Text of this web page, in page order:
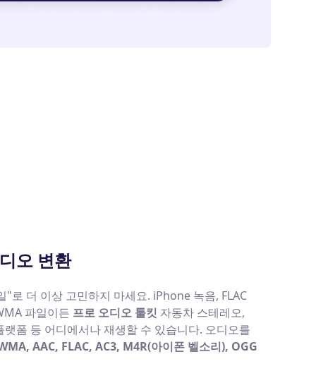
오 변환
"로 더 이상 고민하지 마세요. iPhone 녹음, FLAC
파일이든 프로 오디오 툴킷 자동차 스테레오,
폼 등 어디에서나 재생할 수 있습니다. 오디오를
AAC, FLAC, AC3, M4R(아이폰 벨소리), OGG